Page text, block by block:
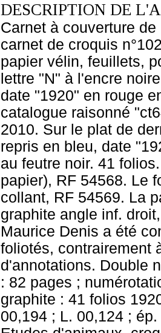
DESCRIPTION DE
Carnet à couverture
carnet de croquis
papier vélin, feuillets,
lettre "N" à l'encre
date "1920" en rouge
catalogue raisonné
2010. Sur le plat de
repris en bleu, date
au feutre noir. 41
papier), RF 54568. Le
collant, RF 54569. La
graphite angle inf.
Maurice Denis a été
foliotés, contrairement
d'annotations. Double
: 82 pages ;
graphite : 41 folios
00,194 ; L. 00,124 ;